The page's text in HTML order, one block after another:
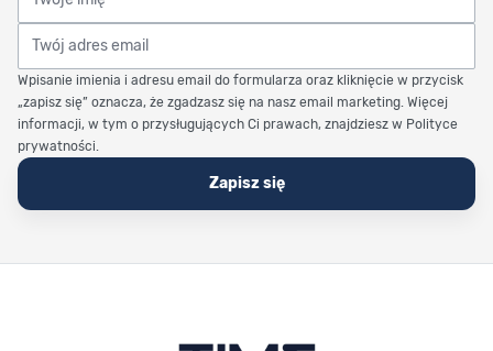
Twój adres email
Wpisanie imienia i adresu email do formularza oraz kliknięcie w przycisk
„zapisz się” oznacza, że zgadzasz się na nasz email marketing. Więcej
informacji, w tym o przysługujących Ci prawach, znajdziesz w Polityce
prywatności.
Zapisz się